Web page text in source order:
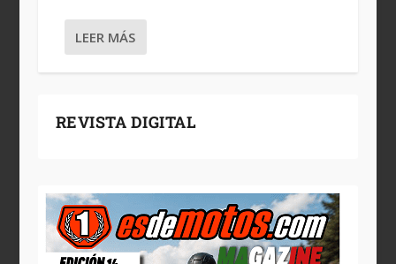
LEER MÁS
REVISTA DIGITAL